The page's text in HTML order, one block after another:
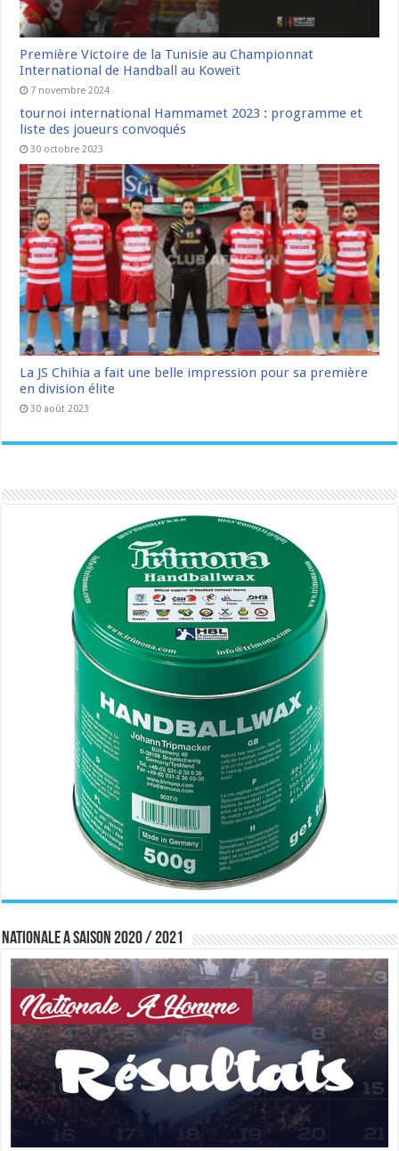
Première Victoire de la Tunisie au Championnat
International de Handball au Koweït
7 novembre 2024
tournoi international Hammamet 2023 : programme et
liste des joueurs convoqués
30 octobre 2023
La JS Chihia a fait une belle impression pour sa première
en division élite
30 août 2023
Nationale A saison 2020 / 2021